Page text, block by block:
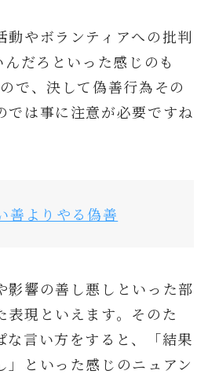
動やボランティアへの批判
だろといった感じのも
で、決して偽善行為その
では事に注意が必要ですね
善よりやる偽善
影響の善し悪しといった部
表現といえます。そのた
な言い方をすると、「結果
」といった感じのニュアン